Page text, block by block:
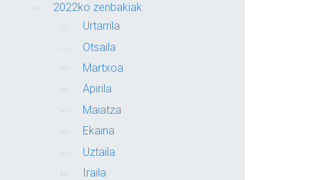
2022ko zenbakiak
Urtarrila
Otsaila
Martxoa
Apirila
Maiatza
Ekaina
Uztaila
Iraila